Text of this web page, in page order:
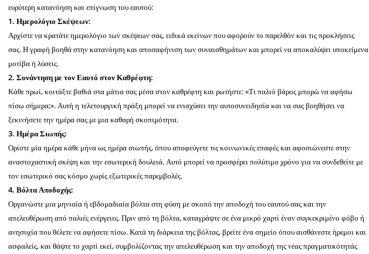
ευρύτερη κατανόηση και επίγνωση του εαυτού:
1. Ημερολόγιο Σκέψεων:
Αρχίστε να κρατάτε ημερολόγιο των σκέψεων σας, ειδικά εκείνων που αφορούν το παρελθόν και τις προκλήσεις
σας. Η γραφή βοηθά στην κατανόηση και αποσαφήνιση των συναισθημάτων και μπορεί να αποκαλύψει υποκείμενα
μοτίβα ή λύσεις.
2. Συνάντηση με τον Εαυτό στον Καθρέφτη:
Κάθε πρωί, κοιτάξτε βαθιά στα μάτια σας μέσα στον καθρέφτη και ρωτήστε: «Τι παλιό βάρος μπορώ να αφήσω
πίσω σήμερα;». Αυτή η τελετουργική πράξη μπορεί να ενισχύσει την αυτοσυνειδησία και να σας βοηθήσει να
ξεκινήσετε την ημέρα σας με μια καθαρή σκοπιμότητα.
3. Ημέρα Σιωπής:
Ορίστε μία ημέρα κάθε μήνα ως ημέρα σιωπής, όπου αποφεύγετε τις κοινωνικές επαφές και αφοσιώνεστε στην
αναστοχαστική σκέψη και την εσωτερική δουλειά. Αυτό μπορεί να προσφέρει πολύτιμο χρόνο για να συνδεθείτε με
τον εσωτερικό σας κόσμο χωρίς εξωτερικές παρεμβολές.
4. Βόλτα Αποδοχής:
Οργανώστε μια μηνιαία ή εβδομαδιαία βόλτα στη φύση με σκοπό την αποδοχή του εαυτού σας και την
απελευθέρωση από παλιές ενέργειες. Πριν από τη βόλτα, καταγράψτε σε ένα μικρό χαρτί έναν συγκεκριμένο φόβο ή
ανησυχία που θέλετε να αφήσετε πίσω. Κατά τη διάρκεια της βόλτας, βρείτε ένα σημείο όπου αισθάνεστε ήρεμοι και
ασφαλείς, και θάψτε το χαρτί εκεί, συμβολίζοντας την απελευθέρωση και την αποδοχή της νέας πραγματικότητάς